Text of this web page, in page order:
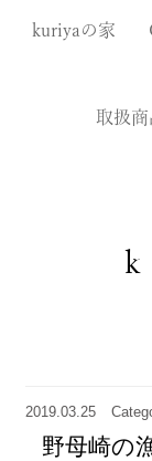
kuriyaの家
取扱商
2019.03.25
野母崎の